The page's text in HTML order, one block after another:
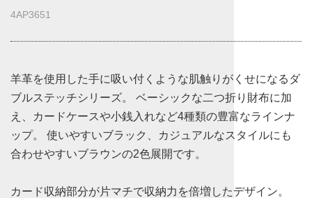
4AP3651
羊革を使用した手に吸い付くような肌触りがくせになるダ
ブルステッチシリーズ。 ベーシックな二つ折り財布に加
え、カードケースや小銭入れなど4種類の豊富なラインナ
ップ。 使いやすいブラック、カジュアルなスタイルにも
合わせやすいブラウンの2色展開です。
カード収納部分が片マチで収納力を倍増したデザイン。